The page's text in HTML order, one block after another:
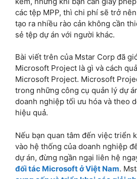
các tệp MPP, thì chi phí sẽ trở
tạo ra nhiều rào cản không cần
sẻ tệp dự án với người khác.
Bài viết trên của Mstar Corp đã
Microsoft Project là gì và cách
Microsoft Project. Microsoft
trong những công cụ quản lý dự
doanh nghiệp tối ưu hóa và theo
hiệu quả.
Nếu bạn quan tâm đến việc triển
vào hệ thống của doanh nghiệp
dự án, đừng ngần ngại liên hệ
đối tác Microsoft ở Việt Nam.